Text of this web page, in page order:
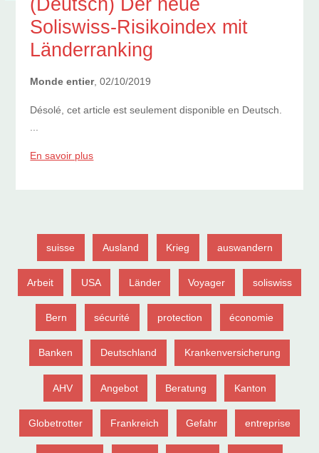
Soliswiss-Risikoindex mit
Länderranking
Monde entier, 02/10/2019
Désolé, cet article est seulement disponible en Deutsch.
En savoir plus
suisse Ausland Krieg auswandern
Arbeit USA Länder Voyager soliswiss
Bern sécurité protection économie
Banken Deutschland Krankenversicherung
AHV Angebot Beratung Kanton
Globetrotter Frankreich Gefahr entreprise